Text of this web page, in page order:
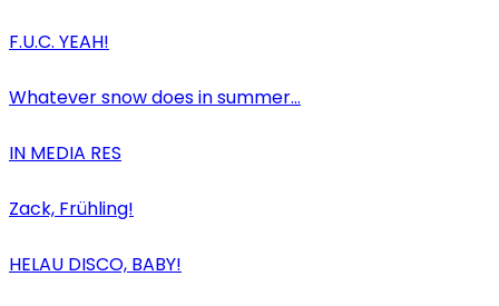
F.U.C. YEAH!
Whatever snow does in summer…
IN MEDIA RES
Zack, Frühling!
HELAU DISCO, BABY!